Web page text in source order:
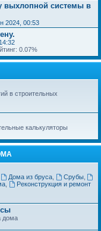
выхлопной системы в
2024, 00:53
0.07%
в строительных
калькуляторы
Дома из бруса, Срубы,
,
Реконструкция и ремонт
дома